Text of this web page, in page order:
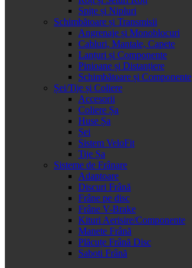
Spițe și Nipluri
Schimbătoare și Transmisii
Angrenaje și Monoblocuri
Cabluri, Mantale, Capete
Lanțuri și Componente
Pinioane și Distanțiere
Schimbătoare și Componente
Șei/Tije și Coliere
Accesorii
Coliere Șa
Huse Șa
Șei
Sistem VeloFit
Tije Șa
Sisteme de Frânare
Adaptoare
Discuri Frână
Frâne pe disc
Frâne V-Brake
Kituri Aerisire/Componente
Manete Frână
Plăcuțe Frână Disc
Saboti Frână